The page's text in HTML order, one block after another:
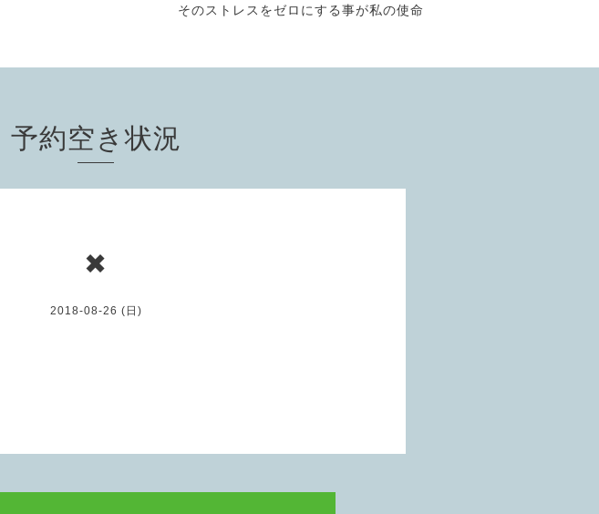
そのストレスをゼロにする事が私の使命
予約空き状況
✖
2018-08-26 (日)